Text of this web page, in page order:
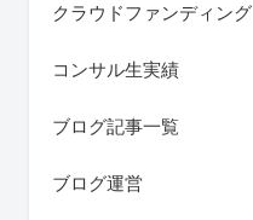
クラウドファンディング
コンサル生実績
ブログ記事一覧
ブログ運営